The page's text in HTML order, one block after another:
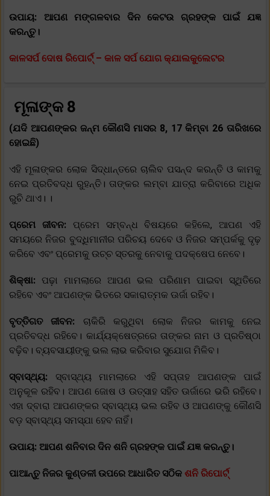
ଉପାୟ: ଆପଣ ମଙ୍ଗଳବାର ଦିନ କେଟଉ ଗ୍ରହଙ୍କ ପାଇଁ ଯଜ୍ଞ
କରନ୍ତୁ।
କାଳସର୍ପ ଦୋଷ ରିପୋର୍ଟ୍ – କାଳ ସର୍ପ ଯୋଗ କ୍ଯାଲକୁଲେଟର
ମୂଳାଙ୍କ 8
(ଯଦି ଆପଣଙ୍କର ଜନ୍ମ କୌଣସି ମାସର 8, 17 କିମ୍ବା 26 ତାରିଖରେ
ହୋଇଛି)
ଏହି ମୂଳାଙ୍କର ଲୋକ ସିଦ୍ଧାନ୍ତରେ ଚାଲିବ ପସନ୍ଦ କରନ୍ତି ଓ କାମକୁ
ନେଇ ପ୍ରତିବଦ୍ଧ ରୁହନ୍ତି। ତାଙ୍କର ଲମ୍ବା ଯାତ୍ରା କରିବାରେ ଅଧିକ
ରୁଚି ଥାଏ। ।
ପ୍ରେମ ଜୀବନ: ପ୍ରେମ ସମ୍ବନ୍ଧ ବିଷୟରେ କହିଲେ, ଆପଣ ଏହି
ସମୟରେ ନିଜର ବୁଦ୍ଧିମାନୀର ପରିଚୟ ଦେବେ ଓ ନିଜର ସମ୍ପର୍କକୁ ଦୃଢ଼
କରିବେ ଏବଂ ପ୍ରେମକୁ ଉଚ୍ଚ ସ୍ତରକୁ ନେବାକୁ ପଦକ୍ଷେପ ନେବେ।
ଶିକ୍ଷା: ପଢ଼ା ମାମଲାରେ ଆପଣ ଭଲ ପରିଣାମ ପାଇବା ସ୍ଥିତିରେ
ରହିବେ ଏବଂ ଆପଣଙ୍କ ଭିତରେ ସକାରାତ୍ମକ ଊର୍ଜା ରହିବ।
ବୃତ୍ତିଗତ ଜୀବନ: ଚାକିରି କରୁଥିବା ଲୋକ ନିଜର କାମକୁ ନେଇ
ପ୍ରତିବଦ୍ଧ ରହିବେ। କାର୍ଯ୍ୟକ୍ଷେତ୍ରରେ ତାଙ୍କର ନାମ ଓ ପ୍ରତିଷ୍ଠା
ବଢ଼ିବ। ବ୍ୟବସାୟୀଙ୍କୁ ଭଲ ଲାଭ କରିବାର ସୁଯୋଗ ମିଳିବ।
ସ୍ବାସ୍ଥ୍ୟ: ସ୍ବାସ୍ଥ୍ୟ ମାମଲାରେ ଏହି ସପ୍ତାହ ଆପଣଙ୍କ ପାଇଁ
ଅନୁକୂଳ ରହିବ। ଆପଣ ଜୋଷ ଓ ଉତ୍ସାହ ସହିତ ଊର୍ଜାରେ ଭରି ରହିବେ।
ଏହା ଦ୍ବାରା ଆପଣଙ୍କର ସ୍ବାସ୍ଥ୍ୟ ଭଲ ରହିବ ଓ ଆପଣଙ୍କୁ କୌଣସି
ବଡ଼ ସ୍ବାସ୍ଥ୍ୟ ସମସ୍ଯା ହେବ ନାହିଁ।
ଉପାୟ: ଆପଣ ଶନିବାର ଦିନ ଶନି ଗ୍ରହଙ୍କ ପାଇଁ ଯଜ୍ଞ କରନ୍ତୁ।
ପାଆନ୍ତୁ ନିଜର କୁଣ୍ଡଳୀ ଉପରେ ଆଧାରିତ ସଠିକ ଶନି ରିପୋର୍ଟ୍